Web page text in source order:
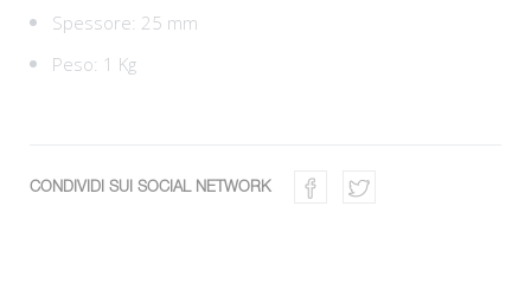
Spessore: 25 mm
Peso: 1 Kg
CONDIVIDI SUI SOCIAL NETWORK